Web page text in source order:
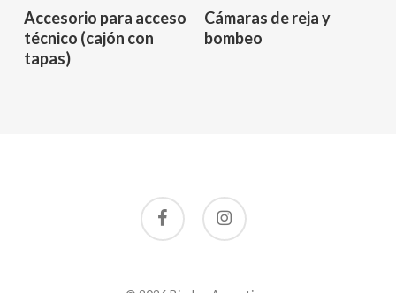
Leer Más
Accesorio para acceso
técnico (cajón con
tapas)
Leer Más
Cámaras de reja y
bombeo
facebook instagram